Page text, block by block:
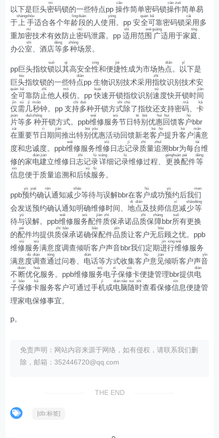
以下是巨头密
mì
码锁的一些特点pp操
cāo
作简单密码锁操
cāo
作
zuò
简单易
于 上
shàng
手
shǒu
适合各个年龄
líng
段
duàn
的人使 用
yòng
。pp 安全
quán
可
kě
靠密码锁采
cǎi
用多
重加密
mì
技术有效防止密
mì
码泄露。pp适
shì
用范围
wéi
广
guǎng
适用于家庭
tíng
办公室
shì
、酒店等
děng
多种
zhǒng
场景。
pp巨头指纹锁
suǒ
以其
qí
高安全性
xìng
和便捷
jié
性成为市场热点
diǎn
。 以
yǐ
下是
巨头
tóu
指纹锁的一些特点
diǎn
pp 生物识别技术采用指
zhǐ
纹识别技术安
全
quán
可
kě
靠防止
zhǐ
他人模
mó
仿。pp快
kuài
速开锁指纹识别速
sù
度快开锁时间
jiān
仅
jǐn
需
xū
几
jǐ
秒
miǎo
钟。pp 支持
chí
多
duō
种开锁方式
shì
除
chú
了指纹还支持密码
mǎ
、卡
kǎ
片
piàn
等多
duō
种
zhǒng
开锁方式。ppb维
wéi
修服务
wù
节日特
tè
别
bié
优惠
huì
回
huí
馈客 户
hù
bbr
在
zài
重要节日
rì
期间
jiān
推出特别
bié
优
yōu
惠活动回馈新老客
kè
户
hù
提升客
kè
户满
mǎn
意
度和忠诚度。ppb维
wéi
修服务维修
xiū
日志记
jì
录质
zhì
量追
zhuī
溯bbr为每台
tái
维
修的家电
diàn
建
jiàn
立维修日志
zhì
记录
lù
详
xiáng
细记录
lù
维修过程、 更
gèng
换
huàn
配
pèi
件等
děng
信
xìn
息便于质量追溯和后续
xù
服
fú
务。
ppb预
yù
约
yuē
确认
rèn
通知减少
shǎo
等待与误解bbr在客 户
hù
成功预
yù
约后我们
men
会发送预约确认通知明确维修时间、地
dì
点
diǎn
及技师信息
xī
减少
shǎo
等
děng
待与
yǔ
误解。ppb维
wéi
修服务
wù
配件
jiàn
质
zhì
保承诺品质
zhì
保 障
zhàng
bbr所
suǒ
有更换
的配
pèi
件均提供质
zhì
保
bǎo
承诺确保
bǎo
配件品
pǐn
质让客户无后
hòu
顾之忧。ppb
维修
xiū
服务
wù
满意度调查倾听客户声音bbr我们定期进
jìn
行
xíng
维
wéi
修服务
满意度
dù
调
diào
查通
tōng
过问卷、 电
diàn
话等方式收集客 户
hù
意见
jiàn
倾听客户声音
yīn
不断
duàn
优化
huà
服务。ppb维修服务
wù
电子
zi
保修
xiū
卡便捷管理bbr提供电
diàn
子
zi
保
bǎo
修卡
kǎ
服务客户可通过手机
jī
或电
diàn
脑
nǎo
随
suí
时
shí
查看保修信
xìn
息便捷管
理家电保修事宜。
p。
免责声明：网站内容来源于网络，如有侵权，请联系我们删
除，邮箱：352446720@qq.com
THE END
[db:标签]